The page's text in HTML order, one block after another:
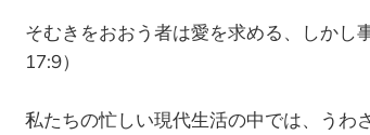
そむきをおおう者は愛を求める、しかし
17:9）
私たちの忙しい現代生活の中では、うわ